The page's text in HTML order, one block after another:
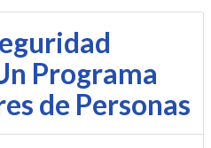
Programa
de Personas